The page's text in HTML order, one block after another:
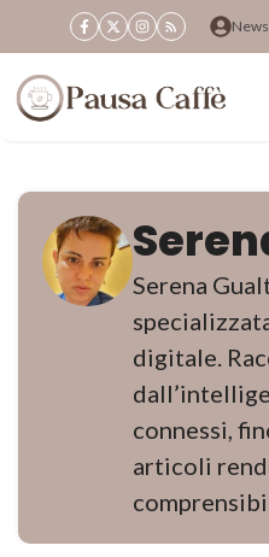
al
contenuto
Serena
digitale.
connessi,
articoli